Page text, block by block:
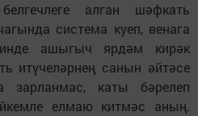
алган шәфкать
система куеп, венага
ашыгыч ярдәм кирәк
итүчеләрнең санын әйтәсе
каты бәрелеп
елмаю китмәс аның.